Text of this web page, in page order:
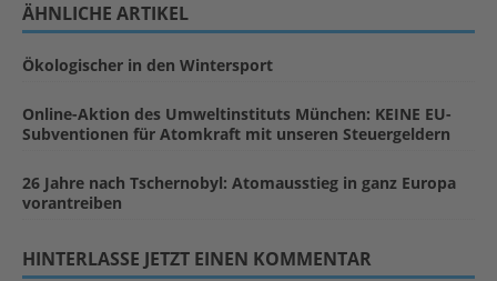
ÄHNLICHE ARTIKEL
Ökologischer in den Wintersport
Online-Aktion des Umweltinstituts München: KEINE EU-
Subventionen für Atomkraft mit unseren Steuergeldern
26 Jahre nach Tschernobyl: Atomausstieg in ganz Europa
vorantreiben
HINTERLASSE JETZT EINEN KOMMENTAR